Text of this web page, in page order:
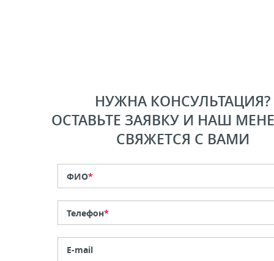
НУЖНА КОНСУЛЬТАЦИЯ?
ОСТАВЬТЕ ЗАЯВКУ И НАШ
СВЯЖЕТСЯ С ВАМИ
ФИО*
Телефон*
E-mail